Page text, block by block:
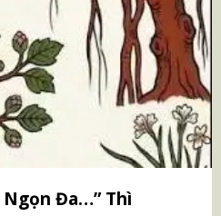
Ngọn Đa…” Thì